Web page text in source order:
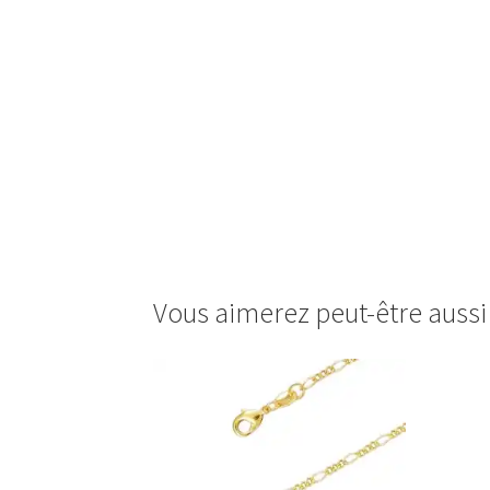
Vous aimerez peut-être